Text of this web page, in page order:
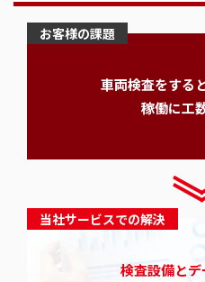
お客様の課題
車両検査をする
稼働に工
当社サービスでの解決
検査設備と